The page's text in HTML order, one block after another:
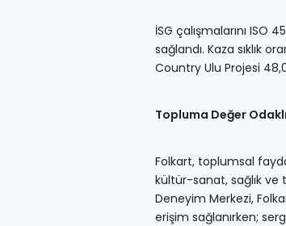
İSG çalışmalarını ISO
sağlandı. Kaza sıklık
Country Ulu Projesi
Topluma Değer
Folkart, toplumsal
kültür-sanat, sağlık ve
Deneyim Merkezi,
erişim sağlanırken;